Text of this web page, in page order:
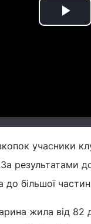
Play
учасники
результатами
більшої
жила від 82